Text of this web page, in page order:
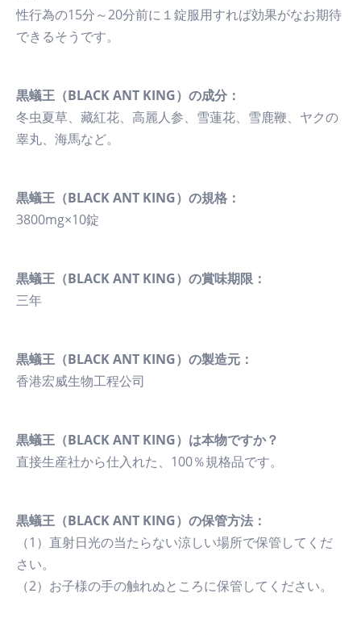
性行為の15分～20分前に１錠服用すれば効果がなお期待
できるそうです。
黒蟻王（BLACK ANT KING）の成分：
冬虫夏草、藏紅花、高麗人参、雪蓮花、雪鹿鞭、ヤクの
睾丸、海馬など。
黒蟻王（BLACK ANT KING）の規格：
3800mg×10錠
黒蟻王（BLACK ANT KING）の賞味期限：
三年
黒蟻王（BLACK ANT KING）の製造元：
香港宏威生物工程公司
黒蟻王（BLACK ANT KING）は本物ですか？
直接生産社から仕入れた、100％規格品です。
黒蟻王（BLACK ANT KING）の保管方法：
（1）直射日光の当たらない涼しい場所で保管してくだ
さい。
（2）お子様の手の触れぬところに保管してください。